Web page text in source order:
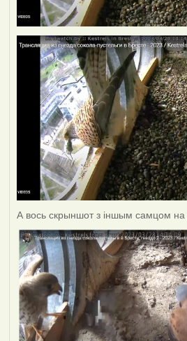
А вось скрыншот з іншым самцом на